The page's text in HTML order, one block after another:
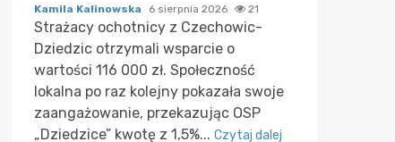
Kamila Kalinowska 6 sierpnia 2026 21
Strażacy ochotnicy z Czechowic-
Dziedzic otrzymali wsparcie o
wartości 116 000 zł. Społeczność
lokalna po raz kolejny pokazała swoje
zaangażowanie, przekazując OSP
„Dziedzice” kwotę z 1,5%... Czytaj dalej